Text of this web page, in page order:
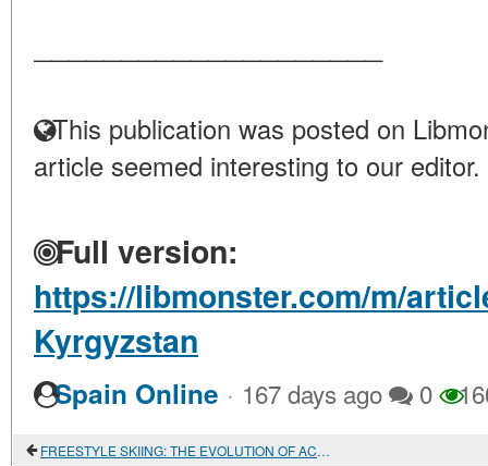
This publication was posted on
article seemed interesting to our editor.
Full version:
https://libmonster.com/m/
Kyrgyzstan
Spain Online · 167 days ago 0
FREESTYLE SKIING: THE EVOLUTION OF ACROBATIC EXPRESSION ON SNOW